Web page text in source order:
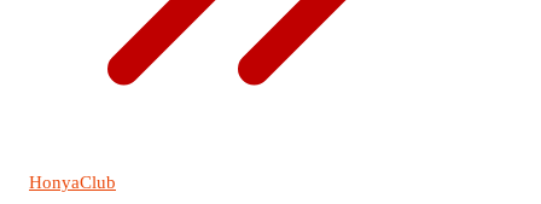
HonyaClub